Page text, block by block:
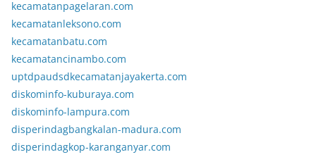
kecamatanpagelaran.com
kecamatanleksono.com
kecamatanbatu.com
kecamatancinambo.com
uptdpaudsdkecamatanjayakerta.com
diskominfo-kuburaya.com
diskominfo-lampura.com
disperindagbangkalan-madura.com
disperindagkop-karanganyar.com